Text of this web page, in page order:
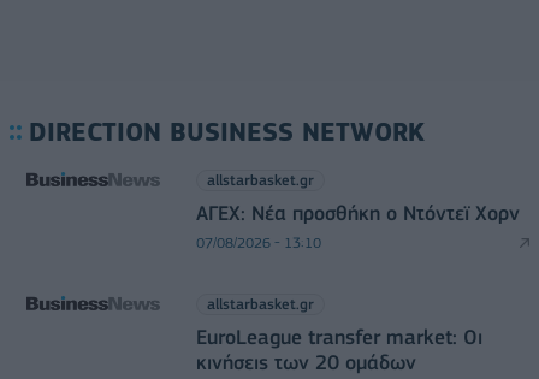
DIRECTION BUSINESS NETWORK
allstarbasket.gr
ΑΓΕΧ: Νέα προσθήκη ο Ντόντεϊ Χορν
07/08/2026 - 13:10
allstarbasket.gr
EuroLeague transfer market: Οι
κινήσεις των 20 ομάδων